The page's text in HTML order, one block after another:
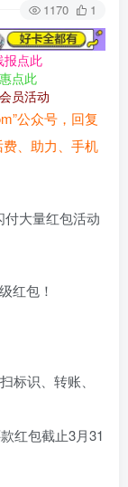
1170 1
报点此
点此
员活动
公众号，回复
、助力、手机
大量红包活动
红包！
标识、转账、
红包截止3月31